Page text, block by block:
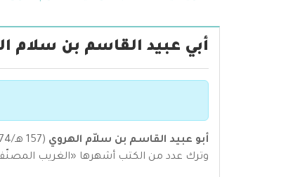
أبي عبيد القاسم بن سلام
أبو عبيد القاسم بن سلاّم الهروي
وترك عدد من الكتب أشهرها «الغريب